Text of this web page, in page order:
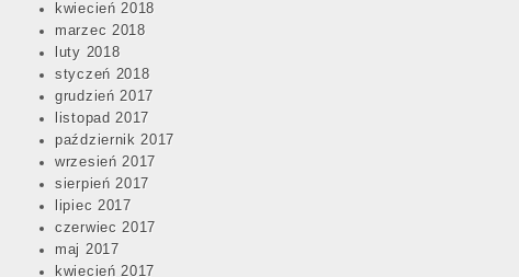
kwiecień 2018
marzec 2018
luty 2018
styczeń 2018
grudzień 2017
listopad 2017
październik 2017
wrzesień 2017
sierpień 2017
lipiec 2017
czerwiec 2017
maj 2017
kwiecień 2017